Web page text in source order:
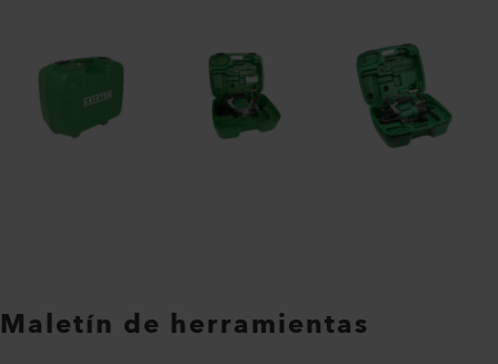
Maletín de herramientas